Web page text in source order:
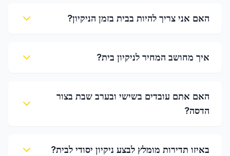
האם אני צריך להיות בבית בזמן הניקיון?
איך מחושב המחיר לניקיון בית?
האם אתם עובדים בשישי ובערב שבת בצור
הדסה?
באיזו תדירות מומלץ לבצע ניקיון יסודי לבית?